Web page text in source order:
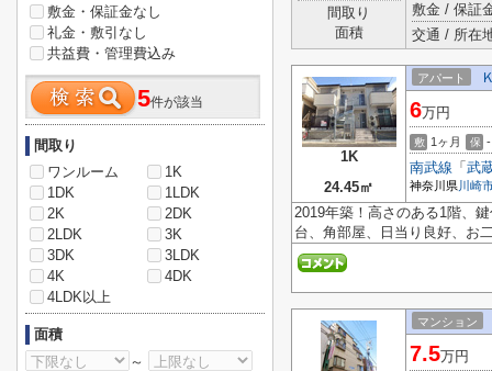
間取り
面積
敷金 / 保証
交通 / 所在
1K
24.45㎡
アパート
6万円
敷 1ヶ月 保 -
南武線 「 武
神奈川県川崎
2019年築！高さのある1階、
台、角部屋、日当り良好、お
マンション
7.5万円
敷金・保証金なし
礼金・敷引なし
共益費・管理費込み
5件が該当
間取り
ワンルーム
1K
1DK
1LDK
2K
2DK
2LDK
3K
3DK
3LDK
4K
4DK
4LDK以上
面積
～